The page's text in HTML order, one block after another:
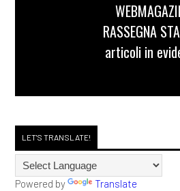
RASSEGNA
articoli in
LET'S TRANSLATE!
Powered by Translate